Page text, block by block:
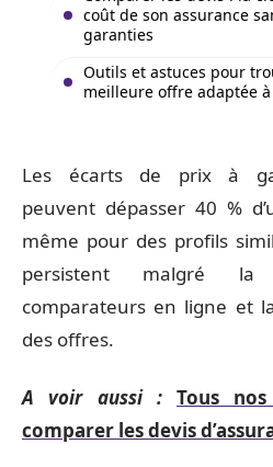
coût de son assurance
garanties
Outils et astuces pour
meilleure offre adaptée
Les écarts de prix à
peuvent dépasser 40 %
même pour des profils
persistent malgré la
comparateurs en ligne et
des offres.
A voir aussi : Tous
comparer les devis